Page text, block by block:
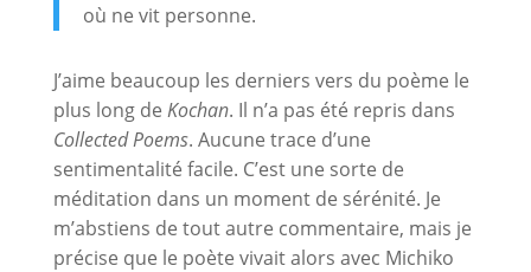
où ne vit personne.
J’aime beaucoup les derniers vers du poème le
plus long de Kochan. Il n’a pas été repris dans
Collected Poems. Aucune trace d’une
sentimentalité facile. C’est une sorte de
méditation dans un moment de sérénité. Je
m’abstiens de tout autre commentaire, mais je
précise que le poète vivait alors avec Michiko